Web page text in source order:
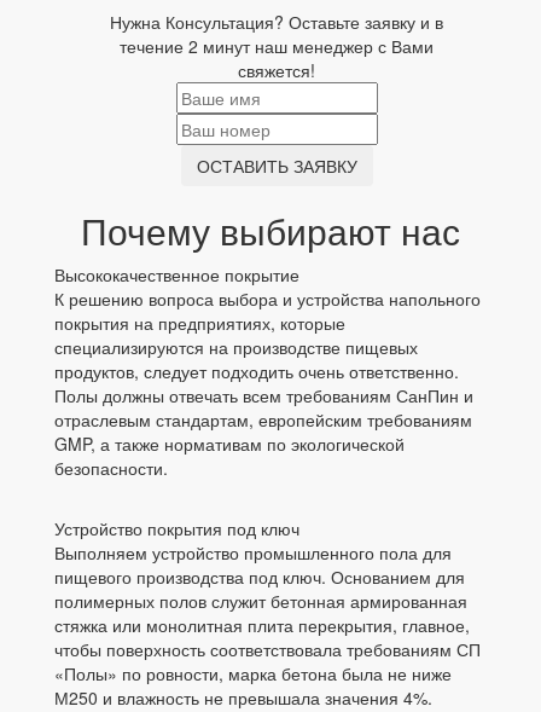
Нужна Консультация? Оставьте заявку и в
течение 2 минут наш менеджер с Вами
свяжется!
ОСТАВИТЬ ЗАЯВКУ
Почему выбирают нас
Высококачественное покрытие
К решению вопроса выбора и устройства напольного
покрытия на предприятиях, которые
специализируются на производстве пищевых
продуктов, следует подходить очень ответственно.
Полы должны отвечать всем требованиям СанПин и
отраслевым стандартам, европейским требованиям
GMP, а также нормативам по экологической
безопасности.
Устройство покрытия под ключ
Выполняем устройство промышленного пола для
пищевого производства под ключ. Основанием для
полимерных полов служит бетонная армированная
стяжка или монолитная плита перекрытия, главное,
чтобы поверхность соответствовала требованиям СП
«Полы» по ровности, марка бетона была не ниже
М250 и влажность не превышала значения 4%.